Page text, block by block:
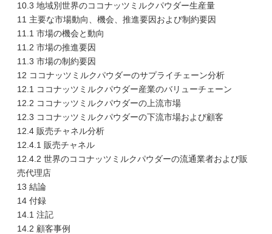
10.3 地域別世界のココナッツミルクパウダー生産量
11 主要な市場動向、機会、推進要因および制約要因
11.1 市場の機会と動向
11.2 市場の推進要因
11.3 市場の制約要因
12 ココナッツミルクパウダーのサプライチェーン分析
12.1 ココナッツミルクパウダー産業のバリューチェーン
12.2 ココナッツミルクパウダーの上流市場
12.3 ココナッツミルクパウダーの下流市場および顧客
12.4 販売チャネル分析
12.4.1 販売チャネル
12.4.2 世界のココナッツミルクパウダーの流通業者および販
売代理店
13 結論
14 付録
14.1 注記
14.2 顧客事例